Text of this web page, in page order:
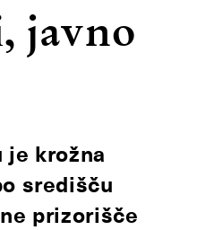
javno
je krožna
središču
prizorišče